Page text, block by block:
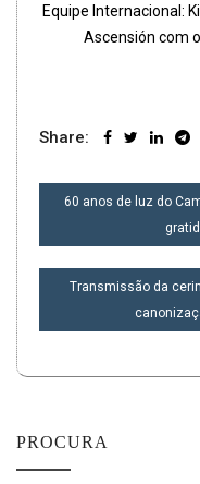
Equipe Internacional:
Ascensión com
Share:
NAVEGAÇÃO
POST
60 anos de luz do
Transmissão da
PROCURA